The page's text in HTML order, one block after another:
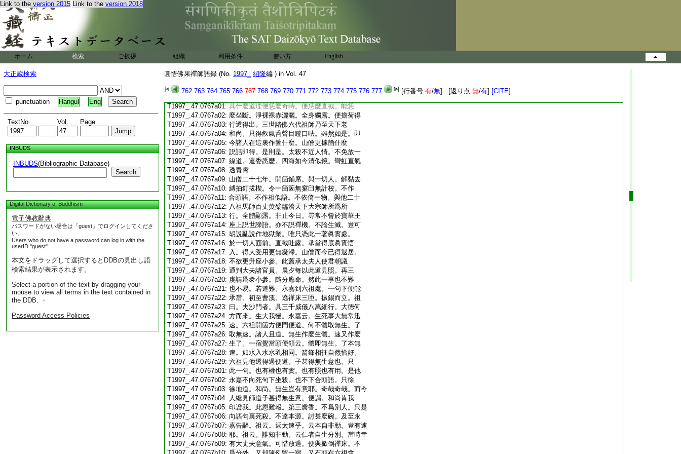
Link to the version 2015 Link to the version 2018
ホーム 検索 ご挨拶 組織 利用条件 使い方 English
大正蔵検索
punctuation Hangul Eng
TextNo. Vol. Page
INBUDS
INBUDS(Bibliographic Database)
Search
Digital Dictionary of Buddhism
電子佛教辭典
パスワードがない場合は「guest」でログインしてくださ
い。
Users who do not have a password can log in with the
userID "guest".
本文をドラッグして選択するとDDBの見出し語
検索結果が表示されます。
Select a portion of the text by dragging your
mouse to view all terms in the text contained in
the DDB. ・
Password Access Policies
圓悟佛果禪師語録 (No. 1997_ 紹隆編 ) in Vol. 47
762 763 764 765 766 767 768 769 770 771 772 773 774 775 776 777 [行番号:有/無] [返り点:無/有] [CITE]
T1997_.47.0766c19:麼若恁麼。渾是紛紛紜紜倶非正見。若有箇
T1997_.47.0766c20: 正知正見底。便知有本分事。既知有本分事。
T1997_.47.0766c21:終不作計校窠窟道理。作麼生道。還委悉麼。
T1997_.47.0766c22:
振奮吒沙無向背。翻身師子大家看
小參。當陽一著千聖莫覷。面門一機作家罔
T1997_.47.0766c24:措。恁麼恁麼。不恁麼不恁麼。拈向一邊行棒
T1997_.47.0766c25:行喝。撃石火閃電光。放過一著。正當恁麼時。
T1997_.47.0766c26:
水泄不通。乾坤坐斷。有眼不可見。有耳不可
T1997_.47.0766c27:
聞。有口不可辨。有心不可思。任是通身是眼。
T1997_.47.0766c28:盡乾坤大地草木叢林纖洪長短一一交羅。作
T1997_.47.0767a01: 具什麼道理便恁麼奇特。便恁麼直截。能恁
T1997_.47.0767a02: 麼坐斷。淨裸裸赤灑灑。全身獨露。便擔荷得
T1997_.47.0767a03: 行透得出。三世諸佛六代祖師乃至天下老
T1997_.47.0767a04: 和尚。只得飮氣呑聲目瞪口呿。雖然如是。即
T1997_.47.0767a05: 今諸人在這裏作箇什麼。山僧更據箇什麼
T1997_.47.0767a06: 説話即得。是則是。太殺不近人情。不免放一
T1997_.47.0767a07: 線道。還委悉麼。四海如今清似鏡。彎虹直氣
T1997_.47.0767a08: 透青霄
T1997_.47.0767a09: 山僧二十七年。開箇鋪席。與一切人。解黏去
T1997_.47.0767a10: 縛抽釘拔楔。令一箇箇無窠臼無計校。不作
T1997_.47.0767a11: 合頭語。不作相似語。不依倚一物。與他二十
T1997_.47.0767a12: 八祖馬師百丈黄檗臨濟天下大宗師所爲所
T1997_.47.0767a13: 行。全體顯露。非止今日。尋常不曾於寶華王
T1997_.47.0767a14: 座上説世諦語。亦不説禪機。不論生滅。豈可
T1997_.47.0767a15: 胡説亂説作地獄業。唯只憑此一著眞實處。
T1997_.47.0767a16: 於一切人面前。直截吐露。承當得底眞實悟
T1997_.47.0767a17: 入。得大受用更無凝滯。山僧而今已得退居。
T1997_.47.0767a18: 不欲更升座小參。此蓋承太夫人使君朝議
T1997_.47.0767a19: 通判大夫諸官員。晨夕毎以此道見照。再三
T1997_.47.0767a20: 虔請爲衆小參。隨分應命。然此一事也不難
T1997_.47.0767a21: 也不易。若道難。永嘉到六祖處。一句下便能
T1997_.47.0767a22: 承當。初至曹溪。遶禪床三匝。振錫而立。祖
T1997_.47.0767a23: 曰。夫沙門者。具三千威儀八萬細行。大徳何
T1997_.47.0767a24: 方而來。生大我慢。永嘉云。生死事大無常迅
T1997_.47.0767a25: 速。六祖開箇方便門便道。何不體取無生。了
T1997_.47.0767a26: 取無速。諸人且道。無生作麼生體。速又作麼
T1997_.47.0767a27: 生了。一宿覺當頭便領云。體即無生。了本無
T1997_.47.0767a28: 速。如水入水水乳相同。箭鋒相拄自然恰好。
T1997_.47.0767a29: 六祖見他透得過便道。子甚得無生意也。只
T1997_.47.0767b01: 此一句。也有權也有實。也有照也有用。是他
T1997_.47.0767b02: 永嘉不向死句下坐殺。也不下合頭語。只徐
T1997_.47.0767b03: 徐地道。和尚。無生豈有意耶。奇哉奇哉。而今
T1997_.47.0767b04: 人纔見師道子甚得無生意。便謂。和尚肯我
T1997_.47.0767b05: 印證我。此恩難報。第三瓣香。不爲別人。只是
T1997_.47.0767b06: 向語句裏死殺。不達本源。討甚麼碗。及至永
T1997_.47.0767b07: 嘉告辭。祖云。返太速乎。云本自非動。豈有速
T1997_.47.0767b08: 耶。祖云。誰知非動。云仁者自生分別。當時幸
T1997_.47.0767b09: 有大丈夫意氣。可惜放過。便與掀倒禪床。不